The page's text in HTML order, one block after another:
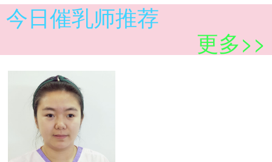
今日催乳师推荐
更多>>